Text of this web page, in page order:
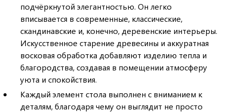
подчёркнутой элегантностью. Он легко
вписывается в современные, классические,
скандинавские и, конечно, деревенские интерьеры.
Искусственное старение древесины и аккуратная
восковая обработка добавляют изделию тепла и
благородства, создавая в помещении атмосферу
уюта и спокойствия.
Каждый элемент стола выполнен с вниманием к
деталям, благодаря чему он выглядит не просто